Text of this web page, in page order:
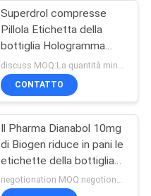
Superdrol compresse
Pillola Etichetta della
bottiglia Hologramma
Materiale di stampa
impermeabile per uso
farmaceutico
CONTATTO
Il Pharma Dianabol 10mg
di Biogen riduce in pani le
etichette della bottiglia
di pillola e le scatole
quadrano
negotionation MOQ:negotionation